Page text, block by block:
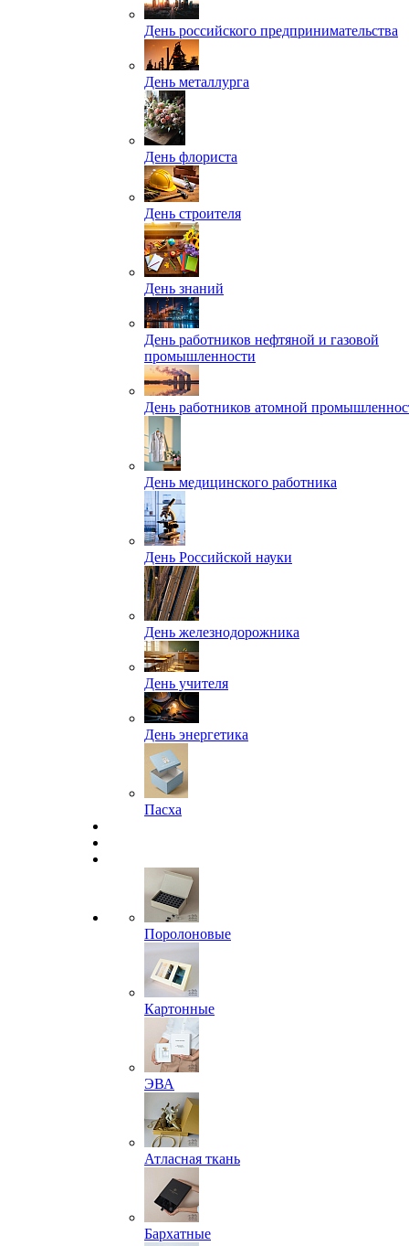
День российского предпринимательства
День металлурга
День флориста
День строителя
День знаний
День работников нефтяной и газовой
промышленности
День работников атомной
День медицинского работника
День Российской науки
День железнодорожника
День учителя
День энергетика
Пасха
Поролоновые
Картонные
ЭВА
Атласная ткань
Бархатные